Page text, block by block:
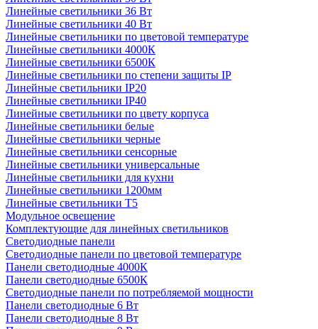
Линейные светильники 36 Вт
Линейные светильники 40 Вт
Линейные светильники по цветовой температуре
Линейные светильники 4000К
Линейные светильники 6500К
Линейные светильники по степени защиты IP
Линейные светильники IP20
Линейные светильники IP40
Линейные светильники по цвету корпуса
Линейные светильники белые
Линейные светильники черные
Линейные светильники сенсорные
Линейные светильники универсальные
Линейные светильники для кухни
Линейные светильники 1200мм
Линейные светильники Т5
Модульное освещение
Комплектующие для линейных светильников
Светодиодные панели
Светодиодные панели по цветовой температуре
Панели светодиодные 4000К
Панели светодиодные 6500К
Светодиодные панели по потребляемой мощности
Панели светодиодные 6 Вт
Панели светодиодные 8 Вт